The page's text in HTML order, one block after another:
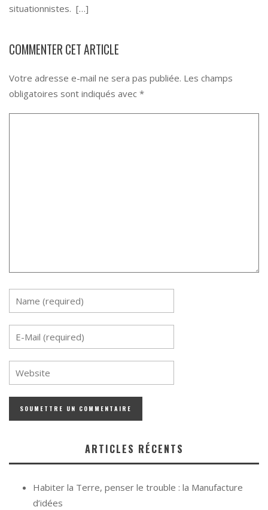
situationnistes. […]
COMMENTER CET ARTICLE
Votre adresse e-mail ne sera pas publiée. Les champs
obligatoires sont indiqués avec *
ARTICLES RÉCENTS
Habiter la Terre, penser le trouble : la Manufacture
d’idées